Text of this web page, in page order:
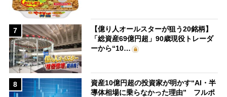
7
【億り人オールスターが狙う20銘柄】
「総資産69億円超」90歳現役トレーダ
ーから“10…
8
資産10億円超の投資家が明かす“AI・半
導体相場に乗らなかった理由” フルポ